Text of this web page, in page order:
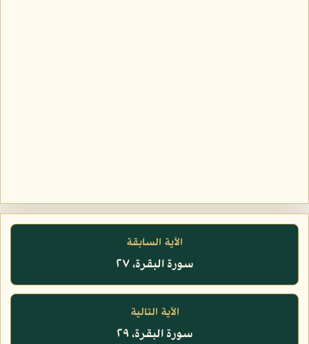
الآية السابقة
سورة البقرة، ٢٧
الآية التالية
سورة البقرة، ٢٩